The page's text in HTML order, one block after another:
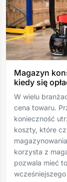
Magazyn
kiedy się
W wielu
cena towaru.
konieczność
koszty, które
korzysta z
pozwala mieć